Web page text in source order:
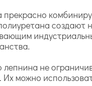
прекрасно
создают
не
можно